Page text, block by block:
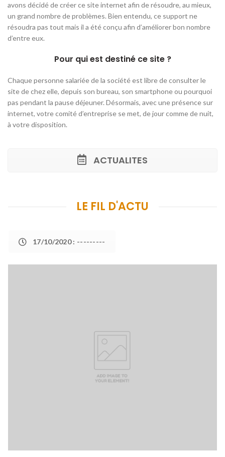
avons décidé de créer ce site internet afin de résoudre, au mieux,
un grand nombre de problèmes. Bien entendu, ce support ne
résoudra pas tout mais il a été conçu afin d’améliorer bon nombre
d’entre eux.
Pour qui est destiné ce site ?
Chaque personne salariée de la société est libre de consulter le
site de chez elle, depuis son bureau, son smartphone ou pourquoi
pas pendant la pause déjeuner. Désormais, avec une présence sur
internet, votre comité d’entreprise se met, de jour comme de nuit,
à votre disposition.
ACTUALITES
LE FIL D'ACTU
17/10/2020 : ---------